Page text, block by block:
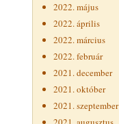
2022. május
2022. április
2022. március
2022. február
2021. december
2021. október
2021. szeptember